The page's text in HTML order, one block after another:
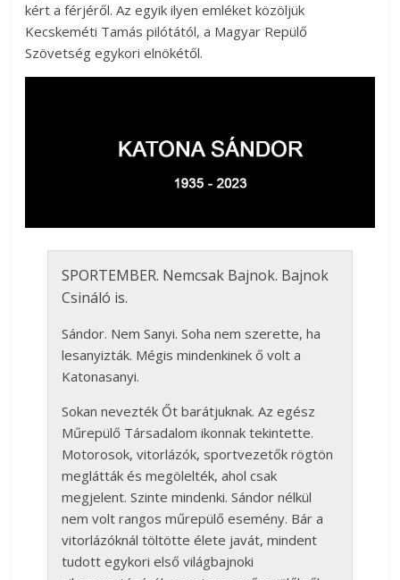
kért a férjéről. Az egyik ilyen emléket közöljük
Kecskeméti Tamás pilótától, a Magyar Repülő
Szövetség egykori elnökétől.
SPORTEMBER. Nemcsak Bajnok. Bajnok
Csináló is.
Sándor. Nem Sanyi. Soha nem szerette, ha
lesanyizták. Mégis mindenkinek ő volt a
Katonasanyi.
Sokan nevezték Őt barátjuknak. Az egész
Műrepülő Társadalom ikonnak tekintette.
Motorosok, vitorlázók, sportvezetők rögtön
meglátták és megölelték, ahol csak
megjelent. Szinte mindenki. Sándor nélkül
nem volt rangos műrepülő esemény. Bár a
vitorlázóknál töltötte élete javát, mindent
tudott egykori első világbajnoki